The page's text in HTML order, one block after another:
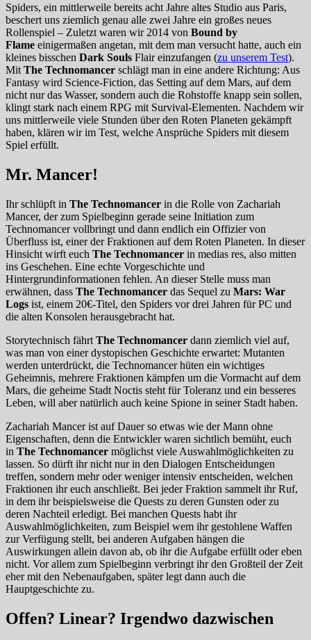
Spiders, ein mittlerweile bereits acht Jahre altes Studio aus Paris,
beschert uns ziemlich genau alle zwei Jahre ein großes neues
Rollenspiel – Zuletzt waren wir 2014 von Bound by
Flame einigermaßen angetan, mit dem man versucht hatte, auch ein
kleines bisschen Dark Souls Flair einzufangen (zu unserem Test).
Mit The Technomancer schlägt man in eine andere Richtung: Aus
Fantasy wird Science-Fiction, das Setting auf dem Mars, auf dem
nicht nur das Wasser, sondern auch die Rohstoffe knapp sein sollen,
klingt stark nach einem RPG mit Survival-Elementen. Nachdem wir
uns mittlerweile viele Stunden über den Roten Planeten gekämpft
haben, klären wir im Test, welche Ansprüche Spiders mit diesem
Spiel erfüllt.
Mr. Mancer!
Ihr schlüpft in The Technomancer in die Rolle von Zachariah
Mancer, der zum Spielbeginn gerade seine Initiation zum
Technomancer vollbringt und dann endlich ein Offizier von
Überfluss ist, einer der Fraktionen auf dem Roten Planeten. In dieser
Hinsicht wirft euch The Technomancer in medias res, also mitten
ins Geschehen. Eine echte Vorgeschichte und
Hintergrundinformationen fehlen. An dieser Stelle muss man
erwähnen, dass The Technomancer das Sequel zu Mars: War
Logs ist, einem 20€-Titel, den Spiders vor drei Jahren für PC und
die alten Konsolen herausgebracht hat.
Storytechnisch fährt The Technomancer dann ziemlich viel auf,
was man von einer dystopischen Geschichte erwartet: Mutanten
werden unterdrückt, die Technomancer hüten ein wichtiges
Geheimnis, mehrere Fraktionen kämpfen um die Vormacht auf dem
Mars, die geheime Stadt Noctis steht für Toleranz und ein besseres
Leben, will aber natürlich auch keine Spione in seiner Stadt haben.
Zachariah Mancer ist auf Dauer so etwas wie der Mann ohne
Eigenschaften, denn die Entwickler waren sichtlich bemüht, euch
in The Technomancer möglichst viele Auswahlmöglichkeiten zu
lassen. So dürft ihr nicht nur in den Dialogen Entscheidungen
treffen, sondern mehr oder weniger intensiv entscheiden, welchen
Fraktionen ihr euch anschließt. Bei jeder Fraktion sammelt ihr Ruf,
in dem ihr beispielsweise die Quests zu deren Gunsten oder zu
deren Nachteil erledigt. Bei manchen Quests habt ihr
Auswahlmöglichkeiten, zum Beispiel wem ihr gestohlene Waffen
zur Verfügung stellt, bei anderen Aufgaben hängen die
Auswirkungen allein davon ab, ob ihr die Aufgabe erfüllt oder eben
nicht. Vor allem zum Spielbeginn verbringt ihr den Großteil der Zeit
eher mit den Nebenaufgaben, später legt dann auch die
Hauptgeschichte zu.
Offen? Linear? Irgendwo dazwischen